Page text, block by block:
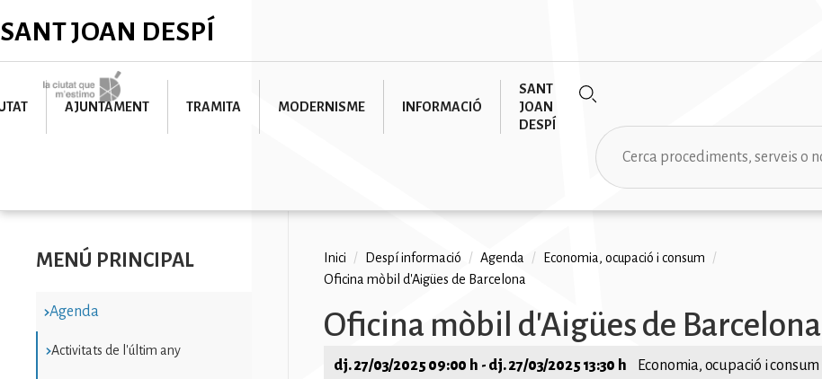
al
SANT JOAN DESPÍ
Imatge
AJUNTAMENT TRAMITA MODERNISME INFORMACIÓ
SANT
JOAN
DESPÍ
Cerca
MENÚ PRINCIPAL
Agenda
Activitats de l'últim any
Fil
d'ariadna
Inici / Despí informació / Agenda / Economia, ocupació i consum
/
Oficina mòbil d'Aigües de Barcelona
Oficina mòbil d'Aigües de Barcelona
dj. 27/03/2025 09:00 h - dj. 27/03/2025 13:30 h Economia, ocupació i consum